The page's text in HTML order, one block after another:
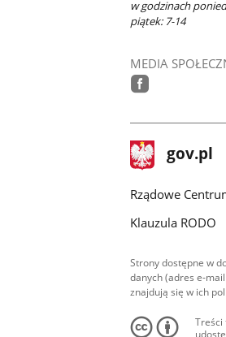
w godzinach
piątek: 7-14
MEDIA
stopka
gov.pl Strona
gov.pl
Rządowe
Klauzula RODO
Strony dostępne w
danych (adres e-
znajdują się w ich
Treści